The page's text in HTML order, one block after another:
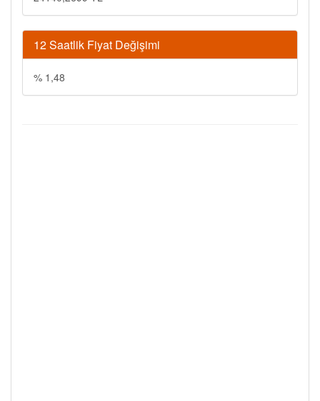
12 Saatlik Fiyat Değişimi
% 1,48